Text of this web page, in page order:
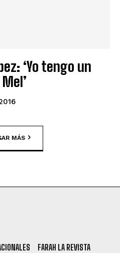
‘Yo tengo un
MÁS
FARAH LA REVISTA